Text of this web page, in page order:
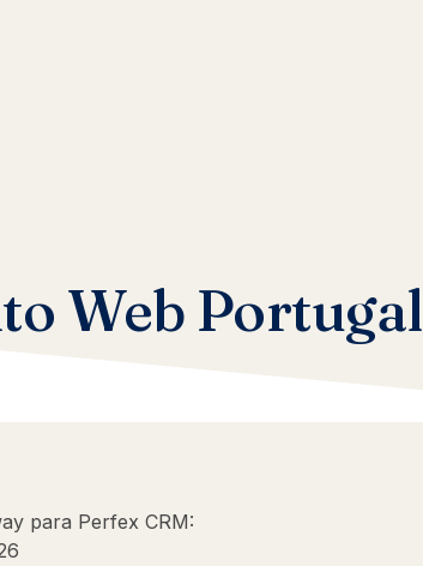
Web Portugal
para Perfex CRM: